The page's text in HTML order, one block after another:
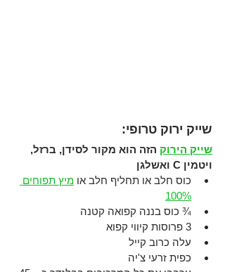
שייק ירוק טרופי:
שייק הירוק הזה הוא מקור לסידן, ברזל,
ויטמין C ואשלגן
כוס חלב או תחליף חלב או מיץ תפוחים
100%
¾ כוס בננה קפואה קטנה
3 פרוסות קיווי קפוא
עלה כרוב קייל
כפית זרעי צ'יה